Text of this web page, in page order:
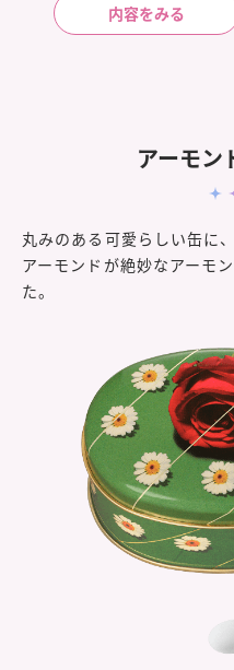
内容をみる
アーモン
丸みのある可愛らしい缶に
アーモンドが絶妙なアーモ
た。